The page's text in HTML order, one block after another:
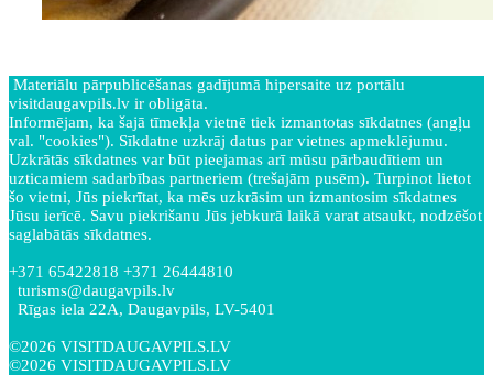
Materiālu pārpublicēšanas gadījumā hipersaite uz portālu
visitdaugavpils.lv ir obligāta.
Informējam, ka šajā tīmekļa vietnē tiek izmantotas sīkdatnes (angļu
val. "cookies"). Sīkdatne uzkrāj datus par vietnes apmeklējumu.
Uzkrātās sīkdatnes var būt pieejamas arī mūsu pārbaudītiem un
uzticamiem sadarbības partneriem (trešajām pusēm). Turpinot lietot
šo vietni, Jūs piekrītat, ka mēs uzkrāsim un izmantosim sīkdatnes
Jūsu ierīcē. Savu piekrišanu Jūs jebkurā laikā varat atsaukt, nodzēšot
saglabātās sīkdatnes.
+371 65422818 +371 26444810
turisms@daugavpils.lv
Rīgas iela 22A, Daugavpils, LV-5401
©2026 VISITDAUGAVPILS.LV
©2026 VISITDAUGAVPILS.LV